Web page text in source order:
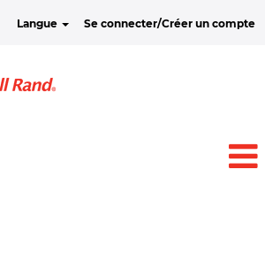
Langue Se connecter/Créer un compte